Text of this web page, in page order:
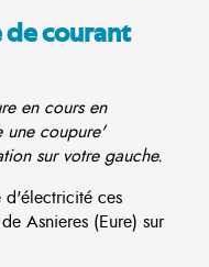
de courant
en cours en
une coupure'
sur votre gauche.
d'électricité ces
Asnieres (Eure) sur